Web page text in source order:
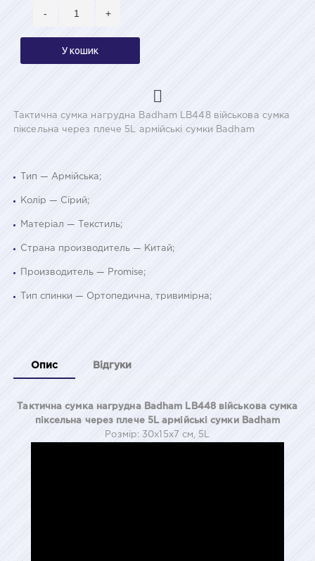
- +
У кошик
Тактична сумка нагрудна Badham LB448 військова сумка
піксельна через плече 5L армійські сумки Badham
Тип — Армійська;
Колір — Сірий;
Матеріал — Текстиль;
Страна производитель — Китай;
Производитель — Promise;
Тип спинки — Ортопедична, тривимірна;
Опис Відгуки
Тактична сумка нагрудна Badham LB448 військова сумка
піксельна через плече 5L армійські сумки Badham
Розмір: 30x15x7 см, 5L